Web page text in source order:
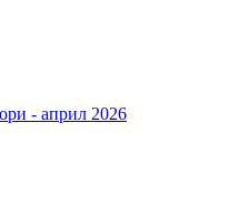
- април 2026